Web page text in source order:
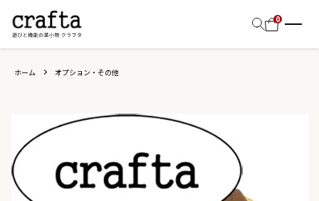
0
ホーム オプション・その他